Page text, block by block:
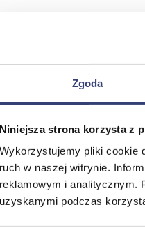
Zgoda
Niniejsza strona korzysta z
Wykorzystujemy pliki cookie
ruch w naszej witrynie.
reklamowym i analitycznym.
uzyskanymi podczas